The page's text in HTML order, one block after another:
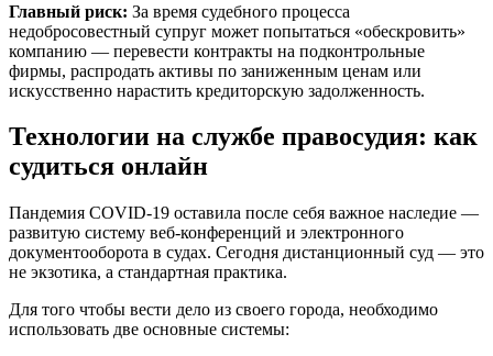
Главный риск: За время судебного процесса
недобросовестный супруг может попытаться «обескровить»
компанию — перевести контракты на подконтрольные
фирмы, распродать активы по заниженным ценам или
искусственно нарастить кредиторскую задолженность.
Технологии на службе правосудия: как
судиться онлайн
Пандемия COVID-19 оставила после себя важное наследие —
развитую систему веб-конференций и электронного
документооборота в судах. Сегодня дистанционный суд — это
не экзотика, а стандартная практика.
Для того чтобы вести дело из своего города, необходимо
использовать две основные системы: